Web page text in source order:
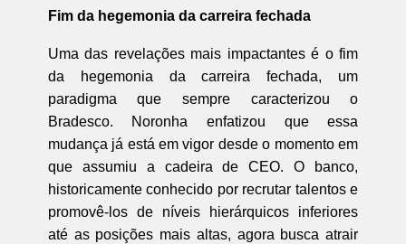
Fim da hegemonia da carreira fechada
Uma das revelações mais impactantes é o fim
da hegemonia da carreira fechada, um
paradigma que sempre caracterizou o
Bradesco. Noronha enfatizou que essa
mudança já está em vigor desde o momento em
que assumiu a cadeira de CEO. O banco,
historicamente conhecido por recrutar talentos e
promovê-los de níveis hierárquicos inferiores
até as posições mais altas, agora busca atrair